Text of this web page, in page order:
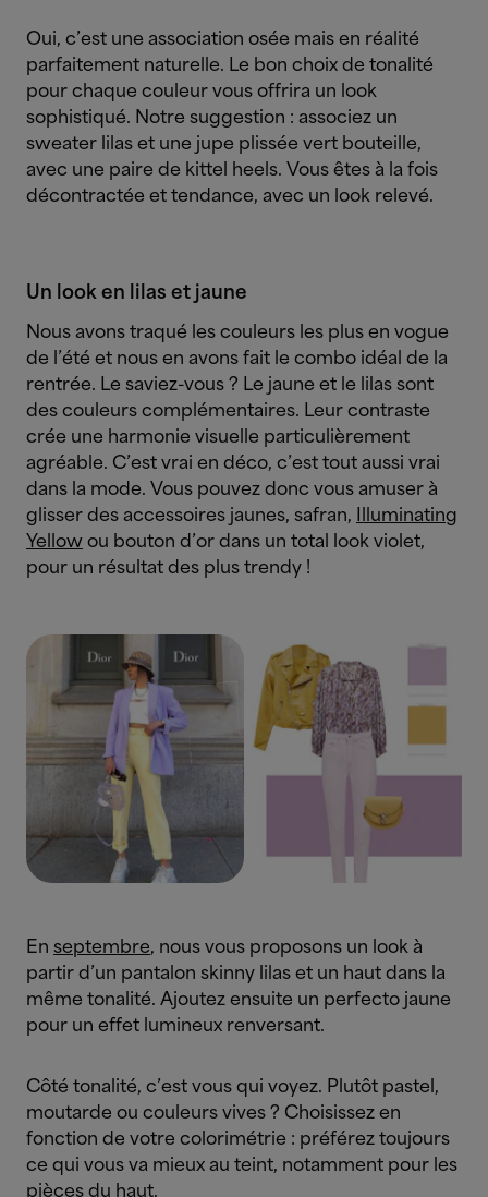
Oui, c’est une association osée mais en réalité
parfaitement naturelle. Le bon choix de tonalité
pour chaque couleur vous offrira un look
sophistiqué. Notre suggestion : associez un
sweater lilas et une jupe plissée vert bouteille,
avec une paire de kittel heels. Vous êtes à la fois
décontractée et tendance, avec un look relevé.
Un look en lilas et jaune
Nous avons traqué les couleurs les plus en vogue
de l’été et nous en avons fait le combo idéal de la
rentrée. Le saviez-vous ? Le jaune et le lilas sont
des couleurs complémentaires. Leur contraste
crée une harmonie visuelle particulièrement
agréable. C’est vrai en déco, c’est tout aussi vrai
dans la mode. Vous pouvez donc vous amuser à
glisser des accessoires jaunes, safran,
Illuminating
Yellow ou bouton d’or dans un total look violet,
pour un résultat des plus trendy !
En septembre, nous vous proposons un look à
partir d’un pantalon skinny lilas et un haut dans la
même tonalité. Ajoutez ensuite un perfecto jaune
pour un effet lumineux renversant.
Côté tonalité, c’est vous qui voyez. Plutôt pastel,
moutarde ou couleurs vives ? Choisissez en
fonction de votre colorimétrie : préférez toujours
ce qui vous va mieux au teint, notamment pour les
pièces du haut.